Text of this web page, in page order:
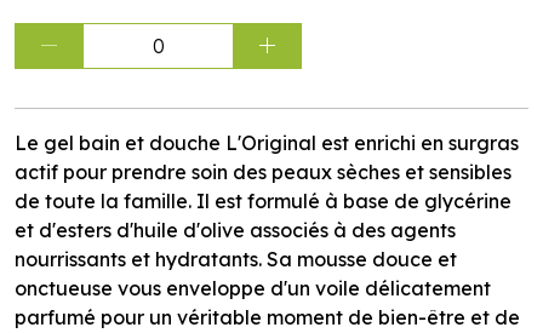
0
Le gel bain et douche L'Original est enrichi en surgras
actif pour prendre soin des peaux sèches et sensibles
de toute la famille. Il est formulé à base de glycérine
et d'esters d'huile d'olive associés à des agents
nourrissants et hydratants. Sa mousse douce et
onctueuse vous enveloppe d'un voile délicatement
parfumé pour un véritable moment de bien-être et de